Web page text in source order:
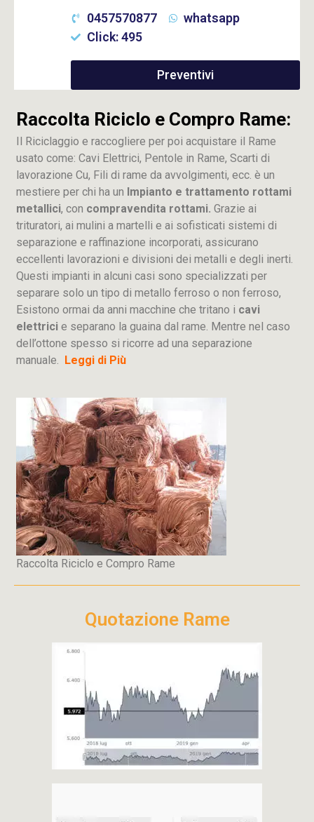
0457570877
whatsapp
Click: 495
Preventivi
Raccolta Riciclo e Compro Rame:
Il Riciclaggio e raccogliere per poi acquistare il Rame
usato come: Cavi Elettrici, Pentole in Rame, Scarti di
lavorazione Cu, Fili di rame da avvolgimenti, ecc. è un
mestiere per chi ha un Impianto e trattamento rottami
metallici, con compravendita rottami. Grazie ai
trituratori, ai mulini a martelli e ai sofisticati sistemi di
separazione e raffinazione incorporati, assicurano
eccellenti lavorazioni e divisioni dei metalli e degli inerti.
Questi impianti in alcuni casi sono specializzati per
separare solo un tipo di metallo ferroso o non ferroso,
Esistono ormai da anni macchine che tritano i cavi
elettrici e separano la guaina dal rame. Mentre nel caso
dell’ottone spesso si ricorre ad una separazione
manuale. Leggi di Più
Raccolta Riciclo e Compro Rame
Quotazione Rame